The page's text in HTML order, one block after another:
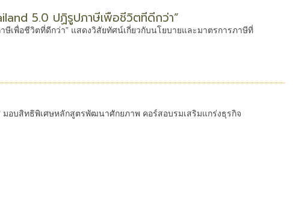
5.0 ปฏิรูปภาษีเพื่อชีวิตที่ดีกว่า”
ษีเพื่อชีวิตที่ดีกว่า” แสดงวิสัยทัศน์เกี่ยวกับนโยบายและมาตรการภาษีที่
มอบสิทธิพิเศษหลักสูตรพัฒนาศักยภาพ คอร์สอบรมเสริมแกร่งธุรกิจ